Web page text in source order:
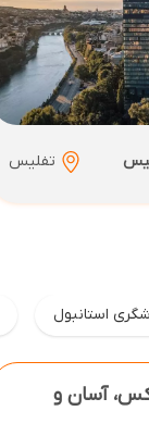
تفلیس
استانبول
تجربه‌ای لوکس، آسان و